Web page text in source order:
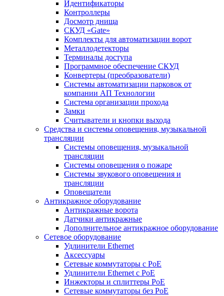
Идентификаторы
Контроллеры
Досмотр днища
СКУД «Gate»
Комплекты для автоматизации ворот
Металлодетекторы
Терминалы доступа
Программное обеспечение СКУД
Конвертеры (преобразователи)
Системы автоматизации парковок от
компании АП Технологии
Система организации прохода
Замки
Считыватели и кнопки выхода
Средства и системы оповещения, музыкальной
трансляции
Системы оповещения, музыкальной
трансляции
Системы оповещения о пожаре
Системы звукового оповещения и
трансляции
Оповещатели
Антикражное оборудование
Антикражные ворота
Датчики антикражные
Дополнительное антикражное оборудование
Сетевое оборудование
Удлинители Ethernet
Аксессуары
Сетевые коммутаторы с РоЕ
Удлинители Ethernet с PoE
Инжекторы и сплиттеры РоЕ
Сетевые коммутаторы без РоЕ